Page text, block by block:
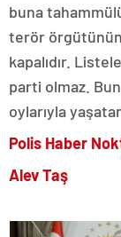
buna
terör
kapalıdır.
parti olmaz.
oylarıyla
Polis Haber
Alev Taş